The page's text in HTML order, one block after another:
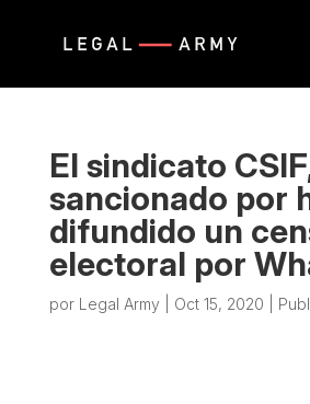
El sindicato
sancionado por
difundido un
electoral por
por Legal Army Oct 15, 2020